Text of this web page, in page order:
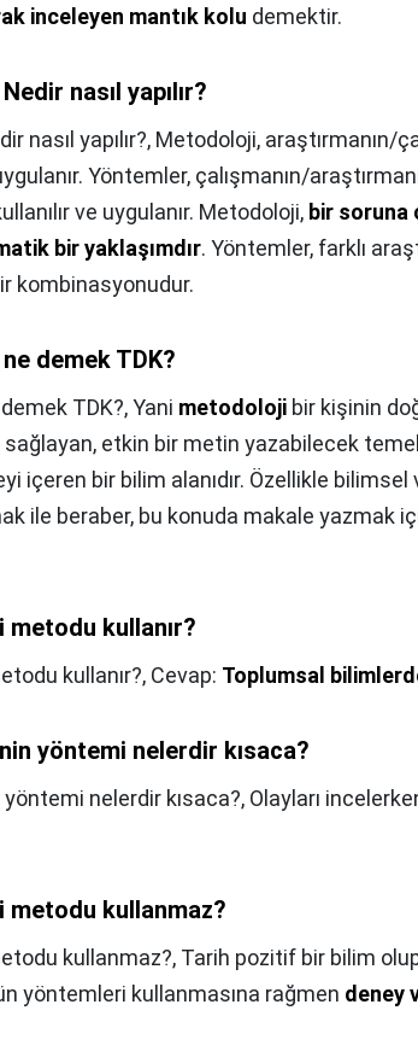
inceleyen mantık kolu demektir.
nasıl yapılır?
nasıl yapılır?, Metodoloji, araştırmanın/
Yöntemler, çalışmanın/
ve uygulanır. Metodoloji, bir soruna
bir yaklaşımdır. Yöntemler, farklı
kombinasyonudur.
demek TDK?
TDK?,Yani metodoloji bir kişinin
etkin bir metin yazabilecek
içeren bir bilim alanıdır. Özellikle
ile beraber, bu konuda makale yazmak
metodu kullanır?
kullanır?, Cevap: Toplumsal
yöntemi nelerdir kısaca?
nelerdir kısaca?, Olayları
metodu kullanmaz?
kullanmaz?, Tarih pozitif bir bilim
yöntemleri kullanmasına rağmen deney